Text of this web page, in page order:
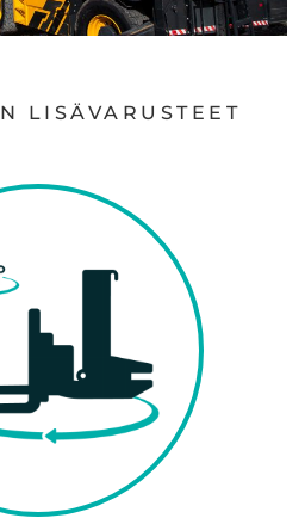
LISÄVARUSTEET